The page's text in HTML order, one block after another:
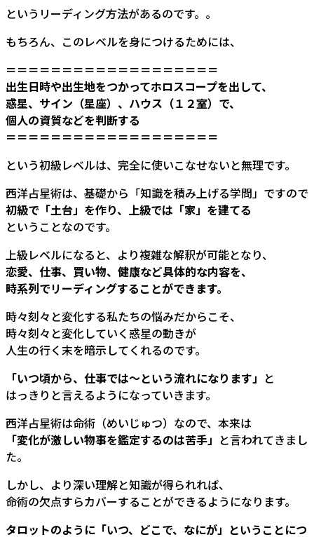
というリーディング方法があるのです。。
もちろん、このレベルを身につけるためには、
＝＝＝＝＝＝＝＝＝＝＝＝＝＝＝＝＝＝＝
出生日時や出生地をつかってホロスコープを出して、
惑星、サイン（星座）、ハウス（１２室）で、
個人の資質などを判断する
＝＝＝＝＝＝＝＝＝＝＝＝＝＝＝＝＝＝＝
という初級レベルは、完全に使いこなせないと無理です。
西洋占星術は、基礎から「知識を積み上げる学問」ですので
初級で「土台」を作り、上級では「家」を建てる
ということなのです。
上級レベルになると、より複雑な解釈が可能となり、
恋愛、仕事、買い物、健康など具体的な内容を、
時系列でリーディングすることができます。
時々刻々と変化する私たちの悩みだからこそ、
時々刻々と変化していく惑星の動きが
人生の行く末を暗示してくれるのです。
「いつ頃から、仕事では～という流れになります」 と
はっきりと言えるようになっていきます。
西洋占星術は命術（めいじゅつ）なので、本来は
「変化が激しい物事を鑑定するのは苦手」 と言われてきまし
た。
しかし、より深い理解と知識が得られれば、
命術の欠点すらカバーすることができるようになります。
タロットのように「いつ、どこで、なにが」ということにつ